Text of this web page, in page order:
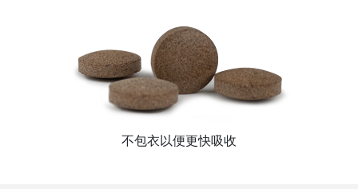
不包衣以便更快吸收